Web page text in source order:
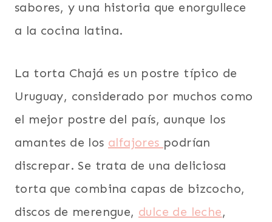
sabores, y una historia que enorgullece
a la cocina latina.
La torta Chajá es un postre típico de
Uruguay, considerado por muchos como
el mejor postre del país, aunque los
amantes de los alfajores podrían
discrepar. Se trata de una deliciosa
torta que combina capas de bizcocho,
discos de merengue, dulce de leche,